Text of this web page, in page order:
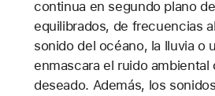
continua en segundo plano
equilibrados, de frecuencias
sonido del océano, la lluvia o
enmascara el ruido ambiental
deseado. Además, los